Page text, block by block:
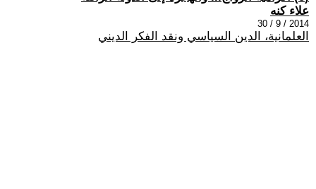
علاء كنه
2014 / 9 / 30
العلمانية، الدين السياسي ونقد الفكر الديني